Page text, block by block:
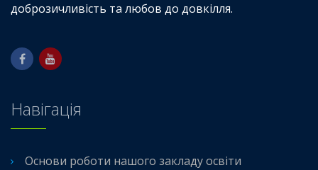
доброзичливість та любов до довкілля.
Навігація
Основи роботи нашого закладу освіти